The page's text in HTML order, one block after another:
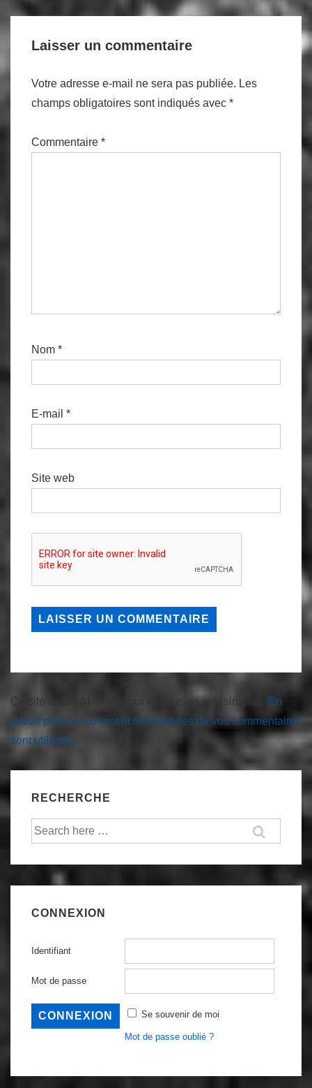
Laisser un commentaire
Votre adresse e-mail ne sera pas publiée. Les
champs obligatoires sont indiqués avec *
Commentaire *
Nom *
E-mail *
Site web
Ce site utilise Akismet pour réduire les indésirables.
En
savoir plus sur comment les données de vos commentaires
sont utilisées
RECHERCHE
Recherche
CONNEXION
Identifiant
Mot de passe
Se souvenir de moi
Mot de passe oublié ?